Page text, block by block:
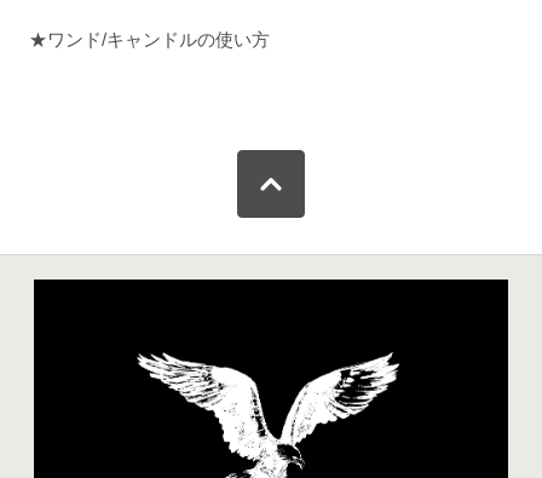
★ワンド/キャンドルの使い方